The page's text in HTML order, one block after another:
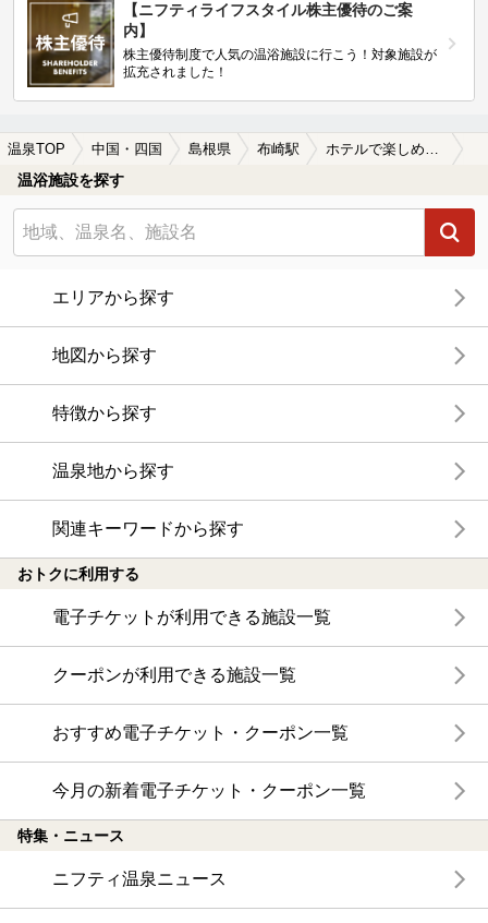
【ニフティライフスタイル株主優待のご案
内】
株主優待制度で人気の温浴施設に行こう！対象施設が
拡充されました！
温泉TOP 中国・四国 島根県 布崎駅 ホテルで楽しめる布崎駅近くの温泉、日帰り温泉、スーパー銭湯おすすめ
温浴施設を探す
エリアから探す
地図から探す
特徴から探す
温泉地から探す
関連キーワードから探す
おトクに利用する
電子チケットが利用できる施設一覧
クーポンが利用できる施設一覧
おすすめ電子チケット・クーポン一覧
今月の新着電子チケット・クーポン一覧
特集・ニュース
ニフティ温泉ニュース